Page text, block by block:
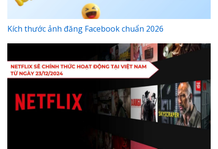
Kích thước ảnh đăng Facebook chuẩn 2026